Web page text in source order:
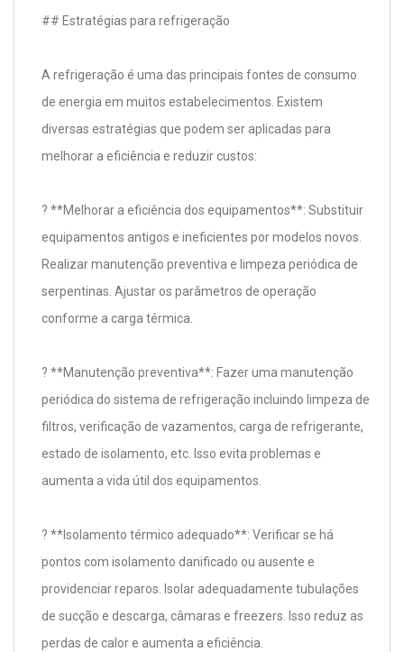
## Estratégias para refrigeração
A refrigeração é uma das principais fontes de consumo
de energia em muitos estabelecimentos. Existem
diversas estratégias que podem ser aplicadas para
melhorar a eficiência e reduzir custos:
? **Melhorar a eficiência dos equipamentos**: Substituir
equipamentos antigos e ineficientes por modelos novos.
Realizar manutenção preventiva e limpeza periódica de
serpentinas. Ajustar os parâmetros de operação
conforme a carga térmica.
? **Manutenção preventiva**: Fazer uma manutenção
periódica do sistema de refrigeração incluindo limpeza de
filtros, verificação de vazamentos, carga de refrigerante,
estado de isolamento, etc. Isso evita problemas e
aumenta a vida útil dos equipamentos.
? **Isolamento térmico adequado**: Verificar se há
pontos com isolamento danificado ou ausente e
providenciar reparos. Isolar adequadamente tubulações
de sucção e descarga, câmaras e freezers. Isso reduz as
perdas de calor e aumenta a eficiência.